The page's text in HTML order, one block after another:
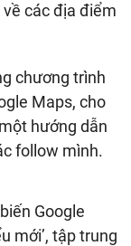
các địa điểm
chương trình
Maps, cho
hướng dẫn
follow mình.
Google
mới’, tập trung